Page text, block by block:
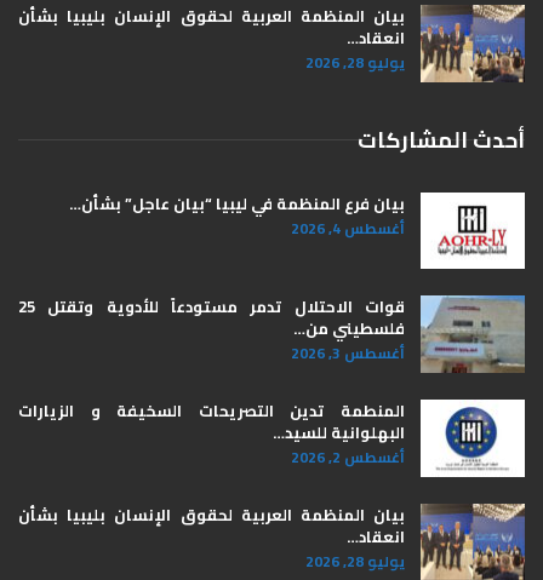
بيان المنظمة العربية لحقوق الإنسان بليبيا ​بشأن
انعقاد…
يوليو 28, 2026
أحدث المشاركات
بيان فرع المنظمة في ليبيا “بيان عاجل” بشأن…
أغسطس 4, 2026
قوات الاحتلال تدمر مستودعاً للأدوية وتقتل 25
فلسطيني من…
أغسطس 3, 2026
المنطمة تدين التصريحات السخيفة و الزيارات
البهلوانية للسيد…
أغسطس 2, 2026
بيان المنظمة العربية لحقوق الإنسان بليبيا ​بشأن
انعقاد…
يوليو 28, 2026